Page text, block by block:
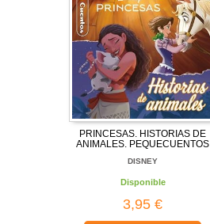
PRINCESAS. HISTORIAS DE
ANIMALES. PEQUECUENTOS
DISNEY
Disponible
3,95 €